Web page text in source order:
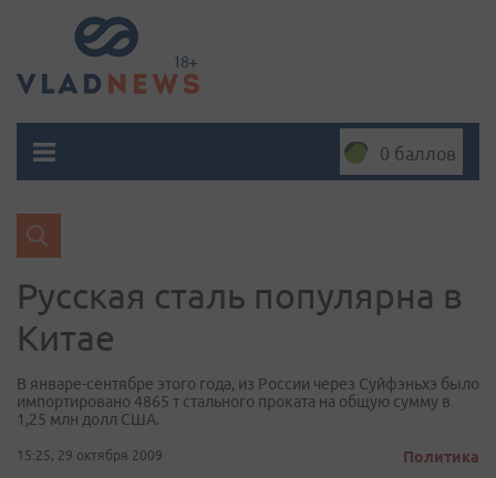
0 баллов
Русская сталь популярна в
Китае
В январе-сентябре этого года, из России через Суйфэньхэ было
импортировано 4865 т стального проката на общую сумму в
1,25 млн долл США.
15:25, 29 октября 2009 Политика